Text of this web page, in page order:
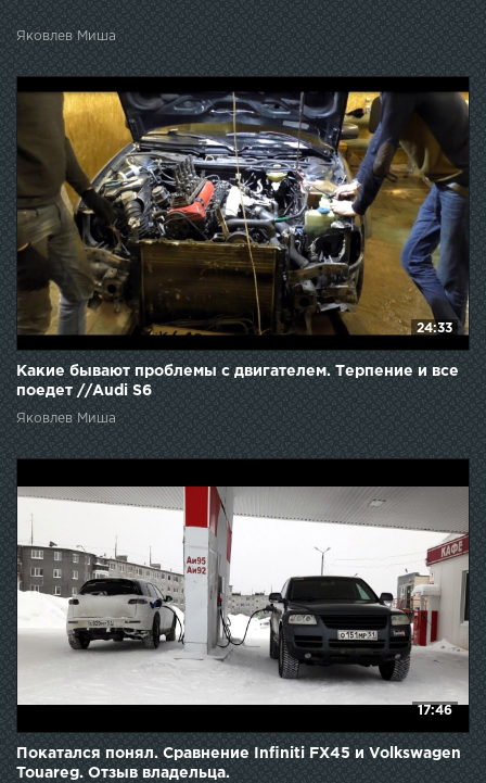
Яковлев Миша
24:33
Какие бывают проблемы с двигателем. Терпение и все
поедет //Audi S6
Яковлев Миша
17:46
Покатался понял. Сравнение Infiniti FX45 и Volkswagen
Touareg. Отзыв владельца.